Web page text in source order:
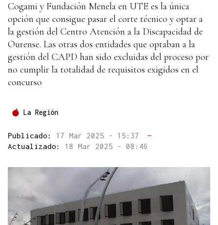
Cogami y Fundación Menela en UTE es la única
opción que consigue pasar el corte técnico y optar a
la gestión del Centro Atención a la Discapacidad de
Ourense. Las otras dos entidades que optaban a la
gestión del CAPD han sido excluidas del proceso por
no cumplir la totalidad de requisitos exigidos en el
concurso
La Región
Publicado: 17 Mar 2025 - 15:37
—
Actualizado: 18 Mar 2025 - 08:46